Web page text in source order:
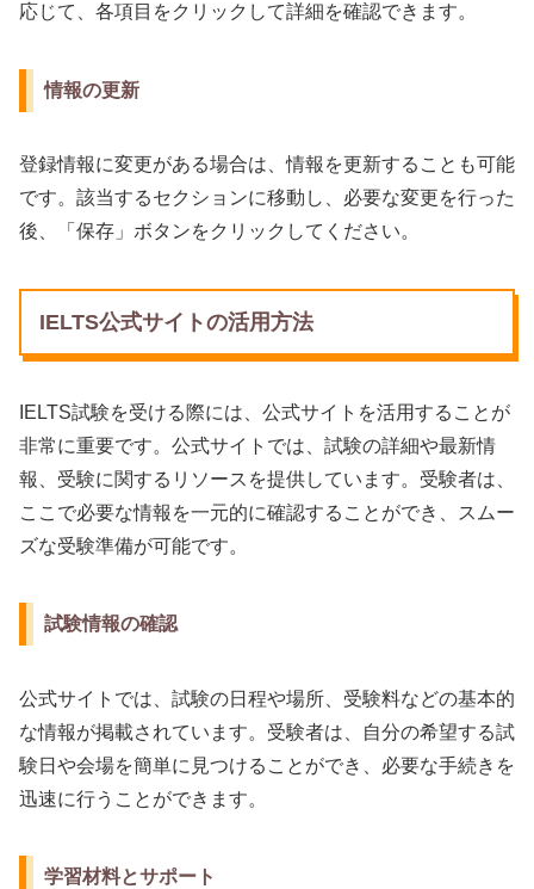
応じて、各項目をクリックして詳細を確認できます。
情報の更新
登録情報に変更がある場合は、情報を更新することも可能
です。該当するセクションに移動し、必要な変更を行った
後、「保存」ボタンをクリックしてください。
IELTS公式サイトの活用方法
IELTS試験を受ける際には、公式サイトを活用することが
非常に重要です。公式サイトでは、試験の詳細や最新情
報、受験に関するリソースを提供しています。受験者は、
ここで必要な情報を一元的に確認することができ、スムー
ズな受験準備が可能です。
試験情報の確認
公式サイトでは、試験の日程や場所、受験料などの基本的
な情報が掲載されています。受験者は、自分の希望する試
験日や会場を簡単に見つけることができ、必要な手続きを
迅速に行うことができます。
学習材料とサポート